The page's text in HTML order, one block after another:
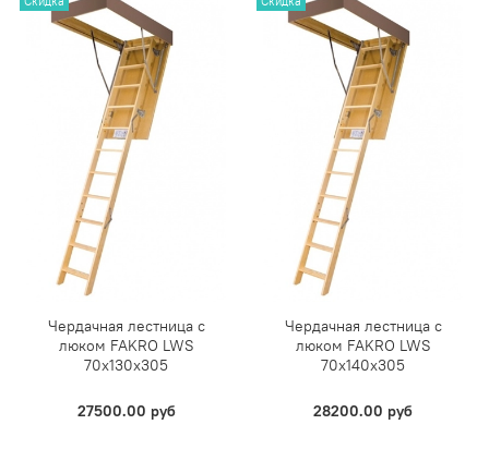
Чердачная лестница с
люком FAKRO LWS
70х130х305
27500.00 руб
Чердачная лестница с
люком FAKRO LWS
70х140х305
28200.00 руб